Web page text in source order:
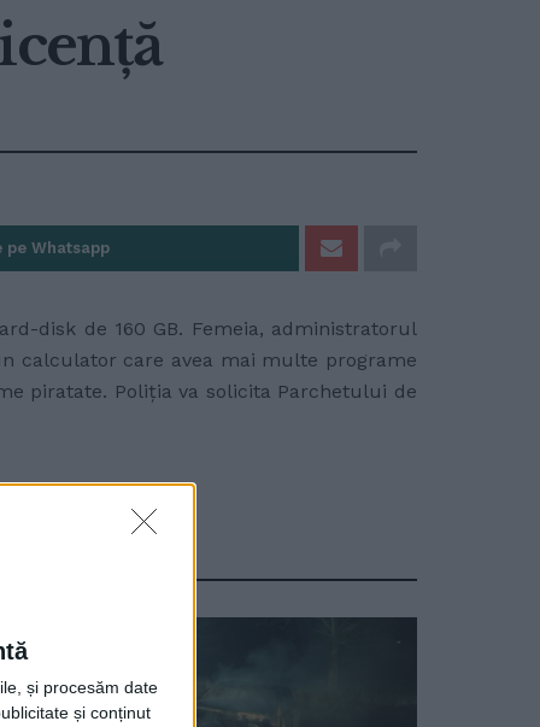
și procesăm date
și conținut
pe Whatsapp
disk de 160 GB. Femeia, administratorul
calculator care avea mai multe programe
piratate. Poliţia va solicita Parchetului de